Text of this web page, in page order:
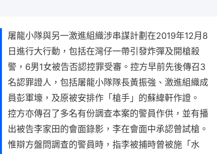
屠龍小隊與另一激進組織涉串謀計劃在2019年12月8
日進行大行動，包括在灣仔一帶引發炸彈及開槍殺
警，6男1女被告否認控罪受審。控方早前先後傳召3
名認罪證人，包括屠龍小隊隊長黃振強、激進組織成
員彭軍壕，及原被安排作「槍手」的蘇緯軒作證。
控方亦傳召了多名有份調查本案的警員作供，並有播
出被告李家田的會面錄影，李在會面中承認曾試槍。
惟辯方盤問調查的警員時，指李被捕時曾被施「水